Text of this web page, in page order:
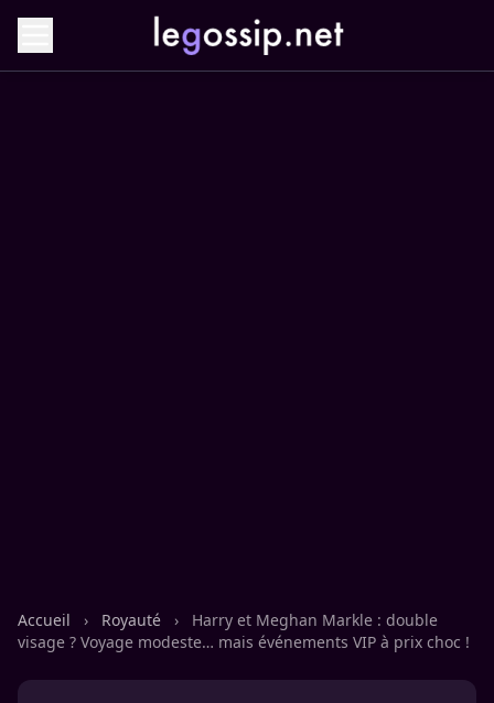
Accueil › Royauté ›
Harry et Meghan Markle : double
visage ? Voyage modeste… mais événements VIP à prix choc !